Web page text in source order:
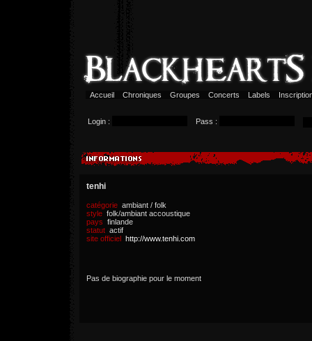
Accueil Chroniques Groupes Concerts Labels
Login : Pass :
tenhi
catégorie ambiant / folk
style folk/ambiant accoustique
pays finlande
statut actif
site officiel http://www.tenhi.com
Pas de biographie pour le moment